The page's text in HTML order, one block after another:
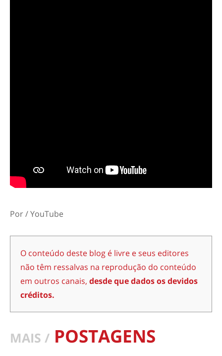
Por / YouTube
O conteúdo deste blog é livre e seus editores
não têm ressalvas na reprodução do conteúdo
em outros canais, desde que dados os devidos
créditos.
MAIS / POSTAGENS